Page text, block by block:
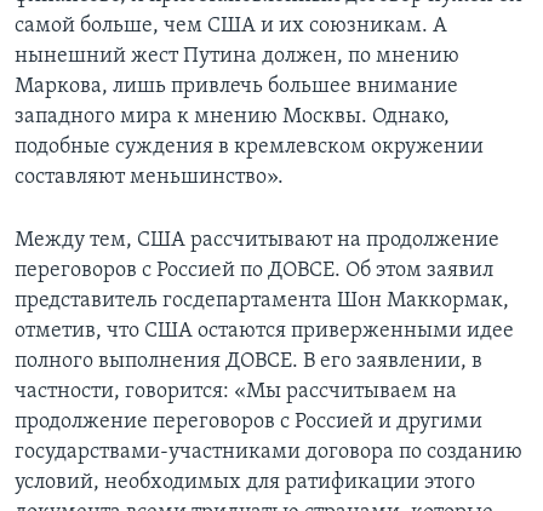
самой больше, чем США и их союзникам. А
нынешний жест Путина должен, по мнению
Маркова, лишь привлечь большее внимание
западного мира к мнению Москвы. Однако,
подобные суждения в кремлевском окружении
составляют меньшинство».
Между тем, США рассчитывают на продолжение
переговоров с Россией по ДОВСЕ. Об этом заявил
представитель госдепартамента Шон Маккормак,
отметив, что США остаются приверженными идее
полного выполнения ДОВСЕ. В его заявлении, в
частности, говорится: «Мы рассчитываем на
продолжение переговоров с Россией и другими
государствами-участниками договора по созданию
условий, необходимых для ратификации этого